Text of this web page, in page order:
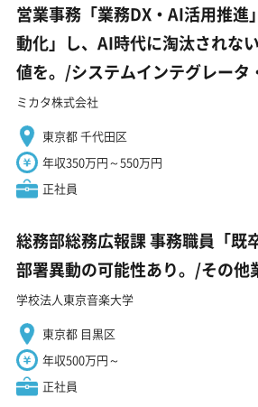
営業事務「業務DX・AI活用推進
動化」し、AI時代に淘汰されな
値を。/システムインテグレータ
ミカタ株式会社
東京都 千代田区
年収350万円～550万円
正社員
総務部総務広報課 事務職員「既
部署異動の可能性あり。/その他
学校法人東京音楽大学
東京都 目黒区
年収500万円～
正社員